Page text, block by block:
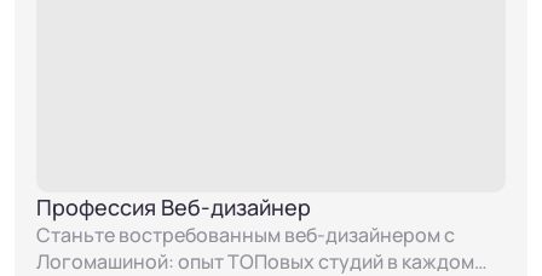
Профессия Веб-дизайнер
Станьте востребованным веб-дизайнером с
Логомашиной: опыт ТОПовых студий в каждом